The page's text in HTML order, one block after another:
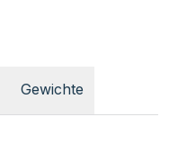
Gewichte